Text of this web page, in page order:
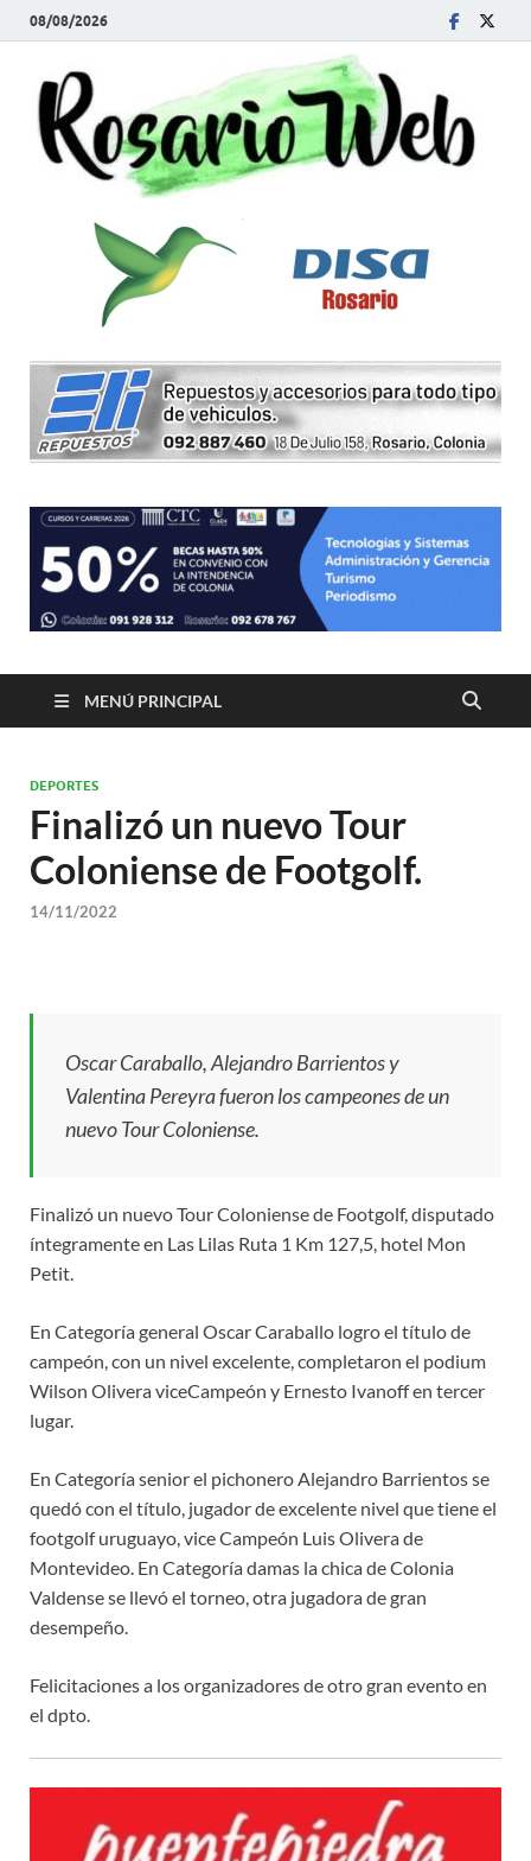
08/08/2026
MENÚ PRINCIPAL
DEPORTES
Finalizó un nuevo Tour
Coloniense de Footgolf.
14/11/2022
Oscar Caraballo, Alejandro Barrientos y
Valentina Pereyra fueron los campeones de un
nuevo Tour Coloniense.
Finalizó un nuevo Tour Coloniense de Footgolf, disputado
íntegramente en Las Lilas Ruta 1 Km 127,5, hotel Mon
Petit.
En Categoría general Oscar Caraballo logro el título de
campeón, con un nivel excelente, completaron el podium
Wilson Olivera viceCampeón y Ernesto Ivanoff en tercer
lugar.
En Categoría senior el pichonero Alejandro Barrientos se
quedó con el título, jugador de excelente nivel que tiene el
footgolf uruguayo, vice Campeón Luis Olivera de
Montevideo. En Categoría damas la chica de Colonia
Valdense se llevó el torneo, otra jugadora de gran
desempeño.
Felicitaciones a los organizadores de otro gran evento en
el dpto.